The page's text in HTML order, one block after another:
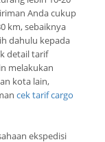
Anda cukup
km, sebaiknya
dahulu kepada
detail tarif
melakukan
kota lain,
cek tarif cargo
ekspedisi